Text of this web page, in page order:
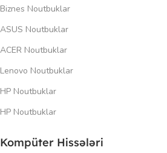
Biznes Noutbuklar
ASUS Noutbuklar
ACER Noutbuklar
Lenovo Noutbuklar
HP Noutbuklar
HP Noutbuklar
Kompüter Hissələri